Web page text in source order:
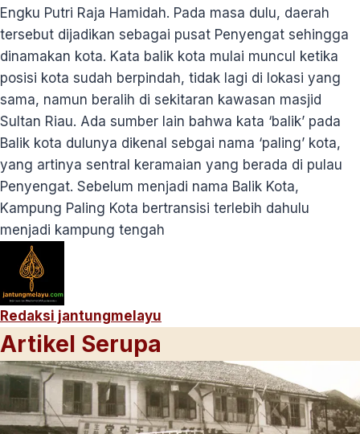
Engku Putri Raja Hamidah. Pada masa dulu, daerah
tersebut dijadikan sebagai pusat Penyengat sehingga
dinamakan kota. Kata balik kota mulai muncul ketika
posisi kota sudah berpindah, tidak lagi di lokasi yang
sama, namun beralih di sekitaran kawasan masjid
Sultan Riau. Ada sumber lain bahwa kata ‘balik’ pada
Balik kota dulunya dikenal sebgai nama ‘paling’ kota,
yang artinya sentral keramaian yang berada di pulau
Penyengat. Sebelum menjadi nama Balik Kota,
Kampung Paling Kota bertransisi terlebih dahulu
menjadi kampung tengah
Redaksi jantungmelayu
Artikel Serupa